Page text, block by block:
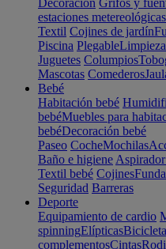
Decoración Grifos y
estaciones metereológicas
Textil Cojines de jardín
Piscina Plegable
Juguetes Columpios
Mascotas Comederos
Bebé
Habitación bebé
bebéMuebles para
bebéDecoración bebé
Paseo CocheMochilas
Baño e higiene
Textil bebé CojinesFunda
Seguridad Barreras
Deporte
Equipamiento de cardio
spinningElípticas
complementosCintas